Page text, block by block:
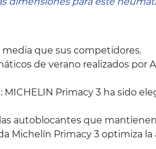
media que sus competidores.
de verano realizados por
Primacy 3 ha sido
autoblocantes que
Michelín Primacy 3 optimiza